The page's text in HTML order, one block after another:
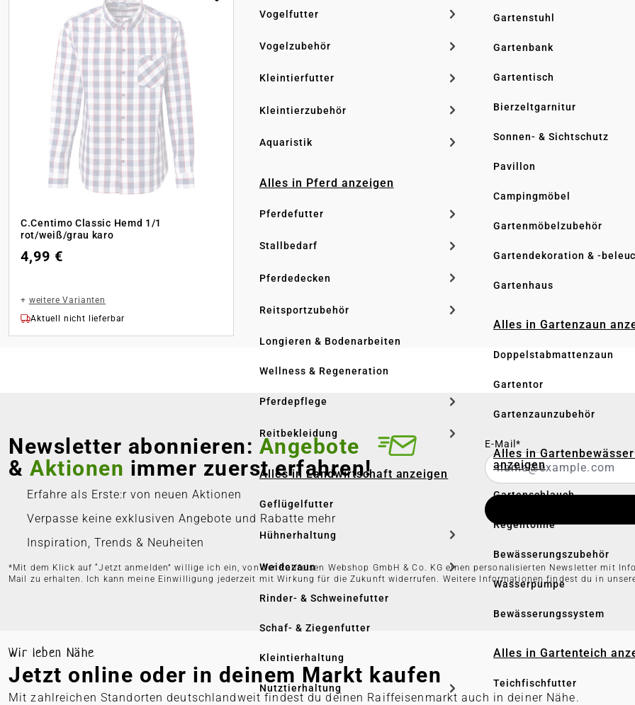
Vogelfutter
Vogelzubehör
Kleintierfutter
Kleintierzubehör
Aquaristik
Alles in Pferd anzeigen
Pferdefutter
Stallbedarf
Pferdedecken
Reitsportzubehör
Longieren & Bodenarbeiten
Wellness & Regeneration
Pferdepflege
Reitbekleidung
Alles in Landwirtschaft anzeigen
Geflügelfutter
Hühnerhaltung
Weidezaun
Rinder- & Schweinefutter
Schaf- & Ziegenfutter
Kleintierhaltung
Nutztierhaltung
Gartenstuhl
Gartenbank
Gartentisch
Bierzeltgarnitur
Sonnen- & Sichtschutz
Pavillon
Campingmöbel
Gartenmöbelzubehör
Gartendekoration & -
Gartenhaus
Alles in Gartenzaun
Doppelstabmattenzaun
Gartentor
Gartenzaunzubehör
Alles in
anzeigen
Gartenschlauch
Regentonne
Bewässerungszubehör
Wasserpumpe
Bewässerungssystem
Alles in Gartenteich
Teichfischfutter
C.Centimo Classic Hemd 1/1
rot/weiß/grau karo
4,99 €
+ weitere Varianten
Aktuell nicht lieferbar
Newsletter abonnieren: Angebote
& Aktionen immer zuerst erfahren!
Erfahre als Erste:r von neuen Aktionen
Verpasse keine exklusiven Angebote und Rabatte mehr
Inspiration, Trends & Neuheiten
E-Mail*
*Mit dem Klick auf “Jetzt anmelden” willige ich ein, von der Raiffeisen Webshop GmbH & Co. KG einen personalisierten Newsletter mit
Mail zu erhalten. Ich kann meine Einwilligung jederzeit mit Wirkung für die Zukunft widerrufen. Weitere Informationen findest du in
Wir leben Nähe
Jetzt online oder in deinem Markt kaufen
Mit zahlreichen Standorten deutschlandweit findest du deinen Raiffeisenmarkt auch in deiner Nähe.